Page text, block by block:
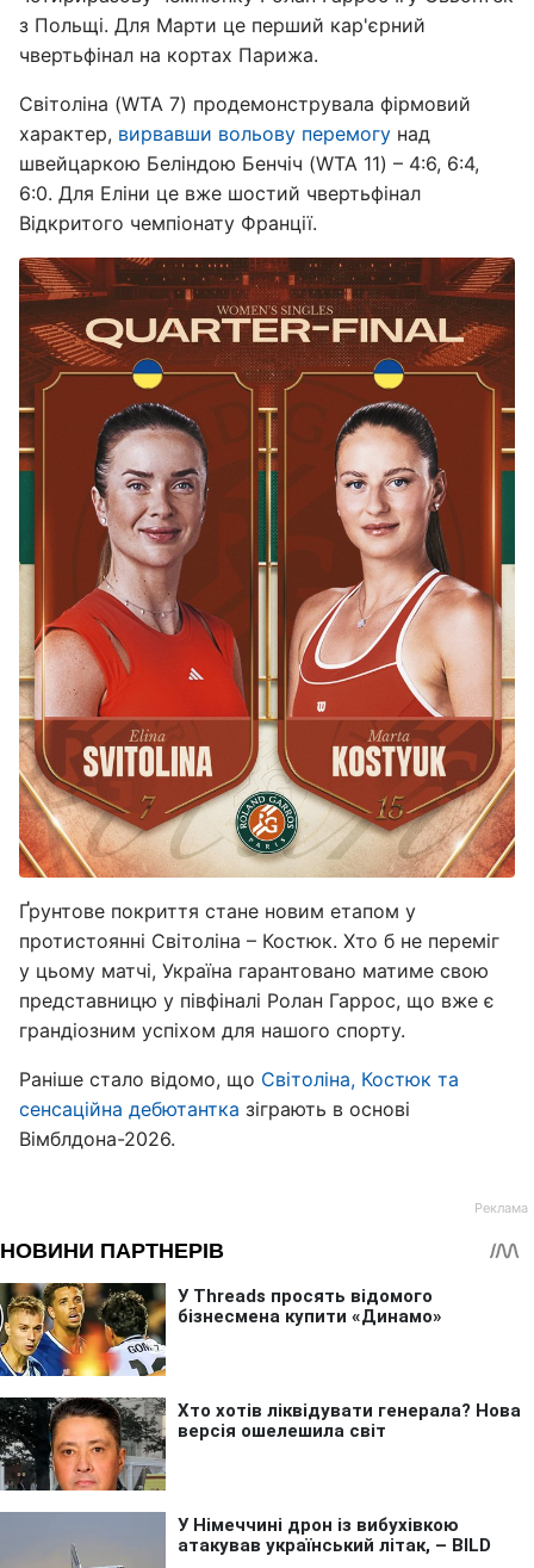
з Польщі. Для Марти це перший кар'єрний
чвертьфінал на кортах Парижа.
Світоліна (WTA 7) продемонструвала фірмовий
характер, вирвавши вольову перемогу над
швейцаркою Беліндою Бенчіч (WTA 11) – 4:6, 6:4,
6:0. Для Еліни це вже шостий чвертьфінал
Відкритого чемпіонату Франції.
Ґрунтове покриття стане новим етапом у
протистоянні Світоліна – Костюк. Хто б не переміг
у цьому матчі, Україна гарантовано матиме свою
представницю у півфіналі Ролан Гаррос, що вже є
грандіозним успіхом для нашого спорту.
Раніше стало відомо, що Світоліна, Костюк та
сенсаційна дебютантка зіграють в основі
Вімблдона-2026.